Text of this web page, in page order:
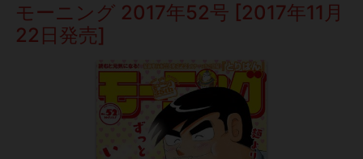
モーニング 2017年52号 [2017年11月
22日発売]